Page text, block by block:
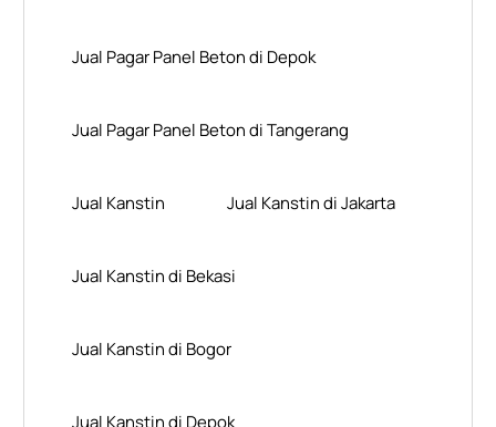
Jual Pagar Panel Beton di Depok
Jual Pagar Panel Beton di Tangerang
Jual Kanstin Jual Kanstin di Jakarta
Jual Kanstin di Bekasi
Jual Kanstin di Bogor
Jual Kanstin di Depok